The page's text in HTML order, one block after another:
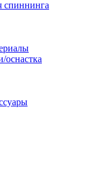
спиннинга